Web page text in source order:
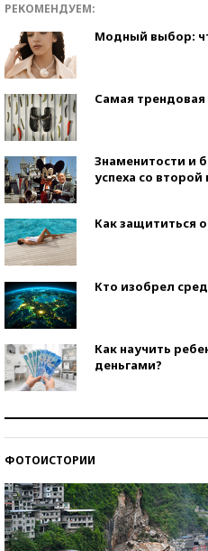
РЕКОМЕНДУЕМ:
Модный выбор:
Самая трендовая
Знаменитости и
успеха со
Как защититься
Кто изобрел
Как научить
деньгами?
ФОТОИСТОРИИ